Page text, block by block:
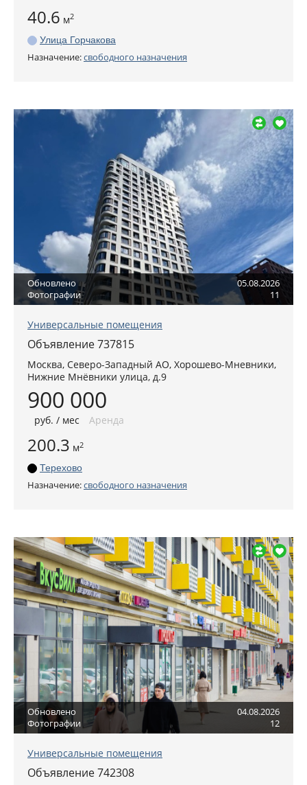
40.6 м2
Улица Горчакова
Назначение:свободного назначения
Обновлено
05.08.2026
Фотографии
11
Универсальные помещения
Объявление 737815
Москва, Северо-Западный АО, Хорошево-Мневники,
Нижние Мнёвники улица, д.9
900 000
руб. / мес Аренда
200.3 м2
Терехово
Назначение:свободного назначения
Обновлено
04.08.2026
Фотографии
12
Универсальные помещения
Объявление 742308